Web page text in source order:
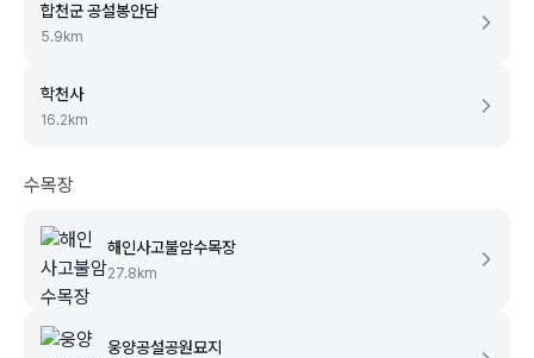
합천군 공설봉안담
5.9 km
학천사
16.2 km
수목장
해인사고불암수목장
27.8 km
웅양공설공원묘지